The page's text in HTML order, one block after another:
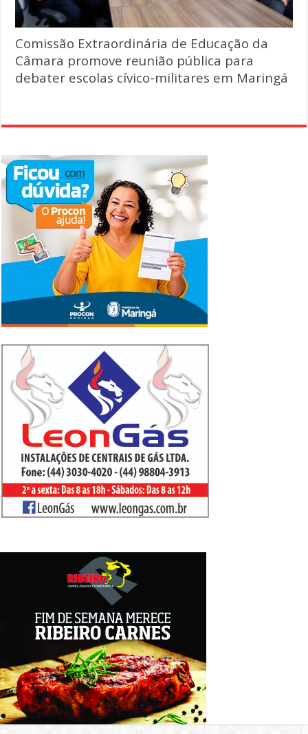
Comissão Extraordinária de Educação da
Câmara promove reunião pública para
debater escolas cívico-militares em Maringá